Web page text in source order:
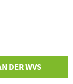
DER WVS